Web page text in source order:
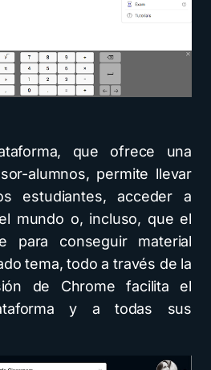
que ofrece una
alumnos, permite llevar
estudiantes, acceder a
mundo o, incluso, que el
para conseguir material
tema, todo a través de la
de Chrome facilita el
y a todas sus